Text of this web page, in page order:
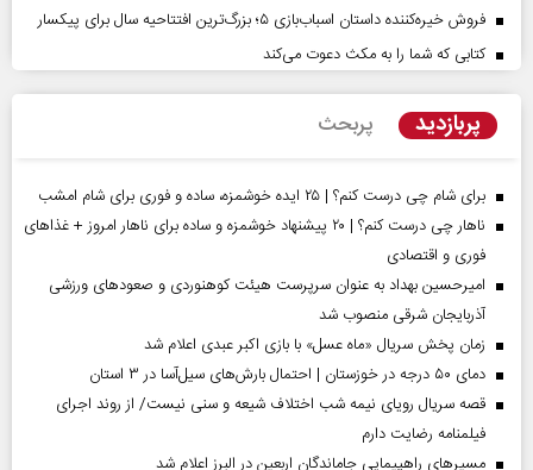
فروش خیره‌کننده داستان اسباب‌بازی ۵؛ بزرگ‌ترین افتتاحیه سال برای پیکسار
کتابی که شما را به مکث دعوت می‌کند
پربازدید پربحث
برای شام چی درست کنم؟ | ۲۵ ایده خوشمزه، ساده و فوری برای شام امشب
ناهار چی درست کنم؟ | ۲۰ پیشنهاد خوشمزه و ساده برای ناهار امروز + غذاهای
فوری و اقتصادی
امیرحسین بهداد به عنوان سرپرست هیئت کوهنوردی و صعودهای ورزشی
آذربایجان شرقی منصوب شد
زمان پخش سریال «ماه عسل» با بازی اکبر عبدی اعلام شد
دمای ۵۰ درجه در خوزستان | احتمال بارش‌های سیل‌آسا در ۳ استان
قصه سریال رویای نیمه شب اختلاف شیعه و سنی نیست/ از روند اجرای
فیلمنامه رضایت دارم
مسیر‌های راهپیمایی جاماندگان اربعین در البرز اعلام شد